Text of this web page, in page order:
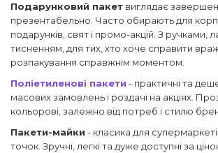
Подарунковий пакет виглядає
презентабельно. Часто обирають для
подарунків, свят і промо-акцій. З ручками,
тисненням, для тих, хто хоче справити
розпакування справжнім моментом.
Поліетиленові пакети - практичні та
масових замовлень і роздачі на акціях.
кольорові, залежно від потреб і стилю
Пакети-майки - класика для
точок. Зручні, легкі та дуже доступні за